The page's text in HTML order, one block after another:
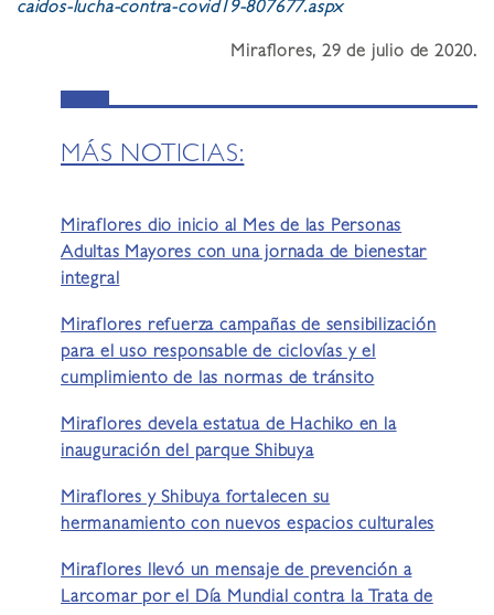
caidos-lucha-contra-covid19-807677.aspx
Miraflores, 29 de julio de 2020.
MÁS NOTICIAS:
Miraflores dio inicio al Mes de las Personas
Adultas Mayores con una jornada de bienestar
integral
Miraflores refuerza campañas de sensibilización
para el uso responsable de ciclovías y el
cumplimiento de las normas de tránsito
Miraflores devela estatua de Hachiko en la
inauguración del parque Shibuya
Miraflores y Shibuya fortalecen su
hermanamiento con nuevos espacios culturales
Miraflores llevó un mensaje de prevención a
Larcomar por el Día Mundial contra la Trata de